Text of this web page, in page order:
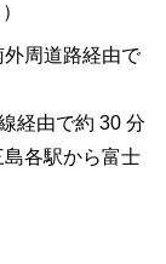
周道路経由で
経由で約 30 分
各駅から富士